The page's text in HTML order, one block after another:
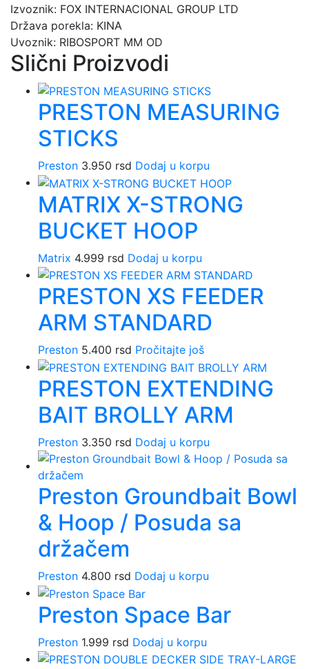
Izvoznik: FOX INTERNACIONAL GROUP LTD
Država porekla: KINA
Uvoznik: RIBOSPORT MM OD
Slični Proizvodi
PRESTON MEASURING
STICKS
Preston 3.950 rsd Dodaj u korpu
MATRIX X-STRONG
BUCKET HOOP
Matrix 4.999 rsd Dodaj u korpu
PRESTON XS FEEDER
ARM STANDARD
Preston 5.400 rsd Pročitajte još
PRESTON EXTENDING
BAIT BROLLY ARM
Preston 3.350 rsd Dodaj u korpu
Preston Groundbait Bowl
& Hoop / Posuda sa
držačem
Preston 4.800 rsd Dodaj u korpu
Preston Space Bar
Preston 1.999 rsd Dodaj u korpu